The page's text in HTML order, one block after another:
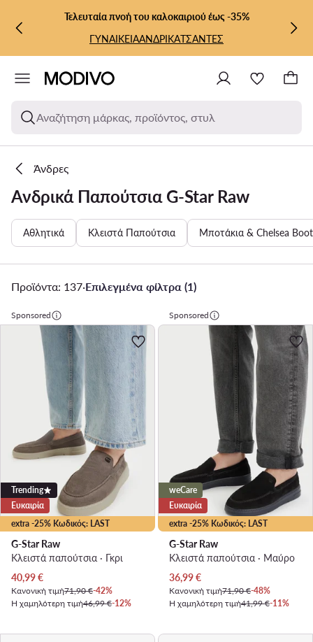
ΜΕΤΆΒΑΣΗ ΣΤΟ ΚΎΡΙΟ ΠΕΡΙΕΧΌΜΕΝΟ
ΜΕΤΆΒΑΣΗ ΣΤΗΝ ΑΝΑΖΉΤΗΣΗ
Τελευταία πνοή του καλοκαιριού έως -35%
ΓΥΝΑΙΚΕΙΑΑΝΔΡΙΚΑΤΣΑΝΤΕΣ
Αναζήτηση μάρκας, προϊόντος, στυλ
Άνδρες
Ανδρικά Παπούτσια G-Star Raw
Αθλητικά Κλειστά Παπούτσια Μποτάκια & Chelsea
Προϊόντα: 137·Επιλεγμένα φίλτρα (1)
Sponsored
extra -25% Κωδικός: LAST
Trending
Ευκαιρία
G-Star Raw
Κλειστά παπούτσια · Γκρι
Τρέχουσα τιμή
40,99€
Κανονική τιμή71,90 €-42%
Η χαμηλότερη τιμή46,99 €-12%
Sponsored
extra -25% Κωδικός: LAST
weCare
Ευκαιρία
G-Star Raw
Κλειστά παπούτσια · Μαύρο
Τρέχουσα τιμή
36,99€
Κανονική τιμή71,90 €-48%
Η χαμηλότερη τιμή41,99 €-11%